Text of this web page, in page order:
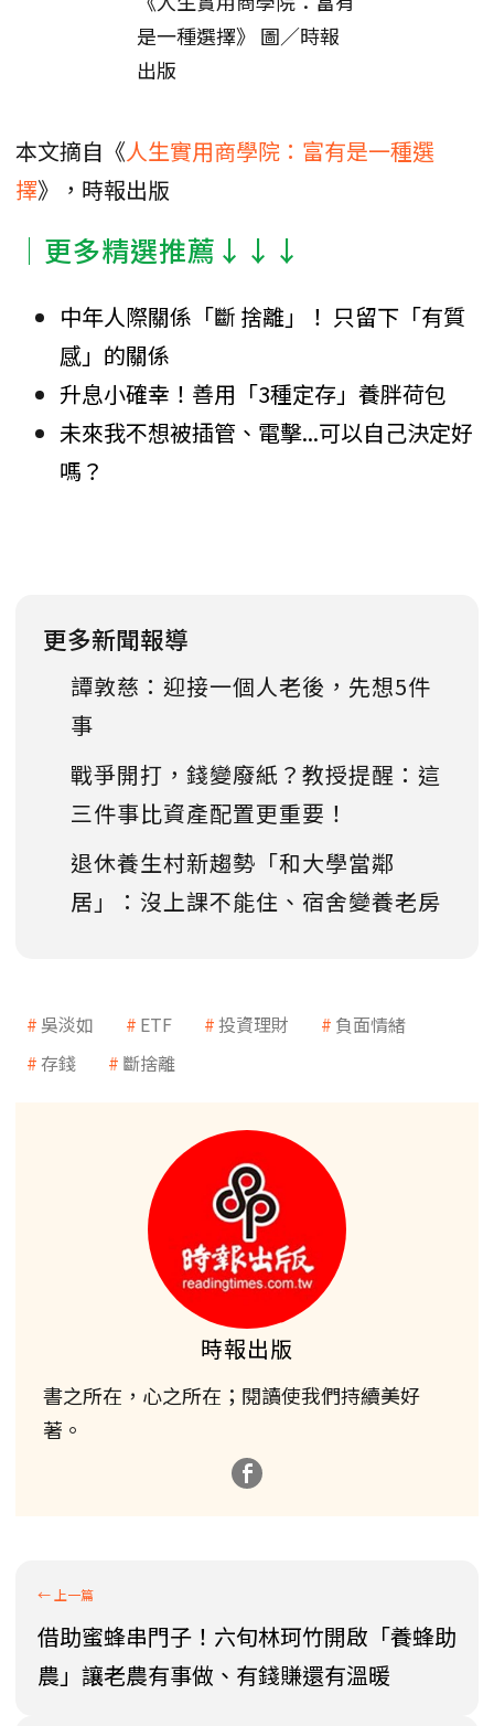
是一種選擇》 圖／時報
出版
本文摘自《人生實用商學院：富有是一種選
擇》，時報出版
│更多精選推薦↓↓↓
中年人際關係「斷 捨離」！ 只留下「有質
感」的關係
升息小確幸！善用「3種定存」養胖荷包
未來我不想被插管、電擊...可以自己決定好
嗎？
更多新聞報導
譚敦慈：迎接一個人老後，先想5件
事
戰爭開打，錢變廢紙？教授提醒：這
三件事比資產配置更重要！
退休養生村新趨勢「和大學當鄰
居」：沒上課不能住、宿舍變養老房
吳淡如 ETF 投資理財
負面情緒
存錢
斷捨離
時報出版
書之所在，心之所在；閱讀使我們持續美好
著。
借助蜜蜂串門子！六旬林珂竹開啟「養蜂助
農」讓老農有事做、有錢賺還有溫暖